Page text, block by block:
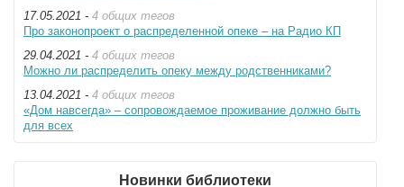
17.05.2021 - 4 общих тегов
Про законопроект о распределенной опеке – на Радио КП
29.04.2021 - 4 общих тегов
Можно ли распределить опеку между родственниками?
13.04.2021 - 4 общих тегов
«Дом навсегда» – сопровождаемое проживание должно быть
для всех
Новинки библиотеки